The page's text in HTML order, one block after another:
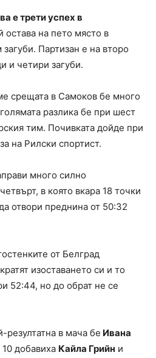
е трети успех в
остава на пето място в
Партизан е на второ
и четири загуби.
срещата в Самоков бе много
разлика бе при шест
тим. Почивката дойде при
на Рилски спортист.
много силно
в която вкара 18 точки
отвори преднина от 50:32
от Белград
изоставането си и то
52:44, но до обрат не се
резултатна в мача бе Ивана
добавиха Кайла Грийн и